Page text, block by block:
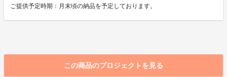
ご提供予定時期：月末頃の納品を予定しております。
この商品のプロジェクトを見る